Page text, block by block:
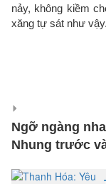
nảy, không kiềm
xăng tự sát như vậy.
Ngỡ ngàng
Nhung trước